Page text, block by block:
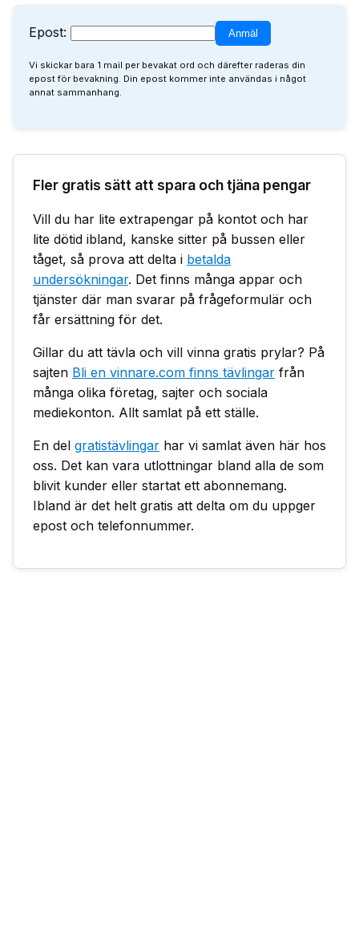
Epost:
Vi skickar bara 1 mail per bevakat ord och därefter raderas din
epost för bevakning. Din epost kommer inte användas i något
annat sammanhang.
Fler gratis sätt att spara och tjäna pengar
Vill du har lite extrapengar på kontot och har
lite dötid ibland, kanske sitter på bussen eller
tåget, så prova att delta i betalda
undersökningar. Det finns många appar och
tjänster där man svarar på frågeformulär och
får ersättning för det.
Gillar du att tävla och vill vinna gratis prylar? På
sajten Bli en vinnare.com finns tävlingar från
många olika företag, sajter och sociala
mediekonton. Allt samlat på ett ställe.
En del gratistävlingar har vi samlat även här hos
oss. Det kan vara utlottningar bland alla de som
blivit kunder eller startat ett abonnemang.
Ibland är det helt gratis att delta om du uppger
epost och telefonnummer.